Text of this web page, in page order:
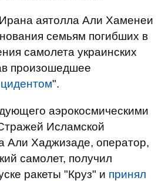
аятолла Али Хаменеи
семьям погибших в
самолета украинских
произошедшее
".
аэрокосмическими
Исламской
Али Хаджизаде, оператор,
самолет, получил
ракеты "Круз" и принял